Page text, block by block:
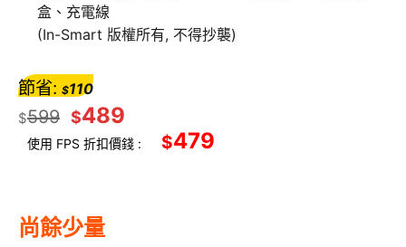
盒、充電線
(In-Smart 版權所有, 不得抄襲)
$599 $489
節省: $110
使用 FPS 折扣價錢 : $479
尚餘少量